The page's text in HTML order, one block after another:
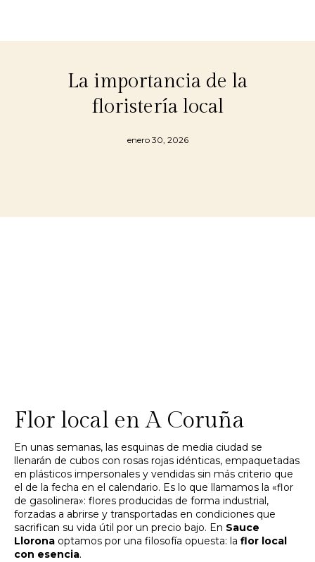
La importancia de la
floristería local
enero 30, 2026
Flor local en A Coruña
En unas semanas, las esquinas de media ciudad se
llenarán de cubos con rosas rojas idénticas, empaquetadas
en plásticos impersonales y vendidas sin más criterio que
el de la fecha en el calendario. Es lo que llamamos la «flor
de gasolinera»: flores producidas de forma industrial,
forzadas a abrirse y transportadas en condiciones que
sacrifican su vida útil por un precio bajo. En Sauce
Llorona optamos por una filosofía opuesta: la flor local
con esencia.